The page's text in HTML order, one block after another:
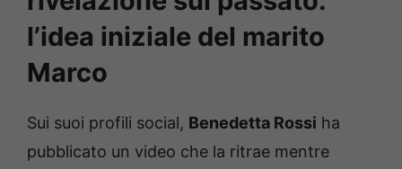
l’idea iniziale del marito
Marco
Sui suoi profili social, Benedetta Rossi ha
pubblicato un video che la ritrae mentre